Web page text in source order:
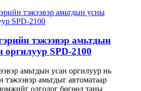
тэжээвэр амьтдын
оргилуур SPD-2100
амьтдын усан оргилуур нь
тэжээвэр амьтдыг автоматаар
олгодог бөгөөд таны